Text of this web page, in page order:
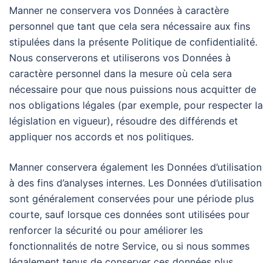
Manner ne conservera vos Données à caractère
personnel que tant que cela sera nécessaire aux fins
stipulées dans la présente Politique de confidentialité.
Nous conserverons et utiliserons vos Données à
caractère personnel dans la mesure où cela sera
nécessaire pour que nous puissions nous acquitter de
nos obligations légales (par exemple, pour respecter la
législation en vigueur), résoudre des différends et
appliquer nos accords et nos politiques.
Manner conservera également les Données d’utilisation
à des fins d’analyses internes. Les Données d’utilisation
sont généralement conservées pour une période plus
courte, sauf lorsque ces données sont utilisées pour
renforcer la sécurité ou pour améliorer les
fonctionnalités de notre Service, ou si nous sommes